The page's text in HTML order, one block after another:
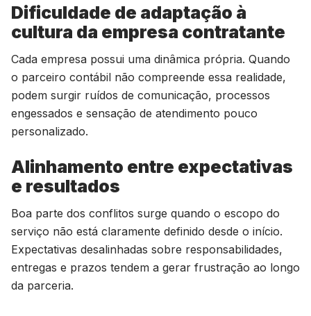
Dificuldade de adaptação à
cultura da empresa contratante
Cada empresa possui uma dinâmica própria. Quando
o parceiro contábil não compreende essa realidade,
podem surgir ruídos de comunicação, processos
engessados e sensação de atendimento pouco
personalizado.
Alinhamento entre expectativas
e resultados
Boa parte dos conflitos surge quando o escopo do
serviço não está claramente definido desde o início.
Expectativas desalinhadas sobre responsabilidades,
entregas e prazos tendem a gerar frustração ao longo
da parceria.